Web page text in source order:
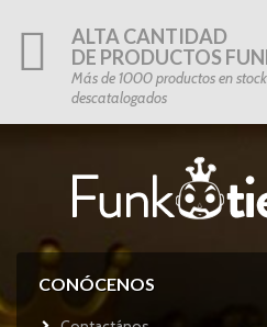
ALTA CANTIDAD
DE PRODUCTOS
Más de 1000 productos en
descatalogados
CONÓCENOS